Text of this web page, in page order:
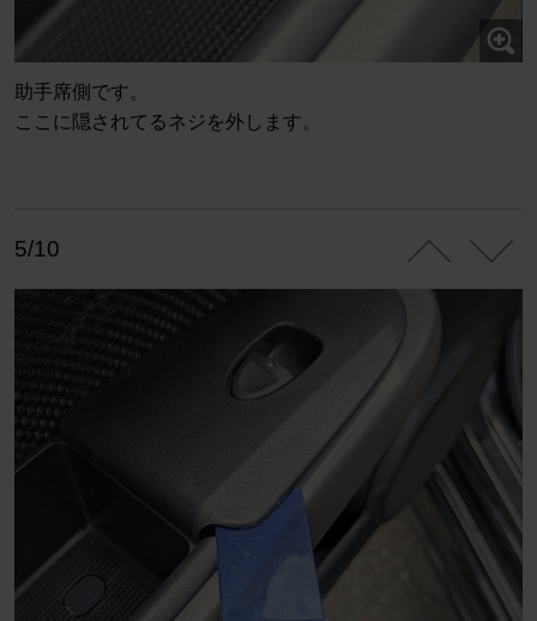
助手席側です。
ここに隠されてるネジを外します。
5/10